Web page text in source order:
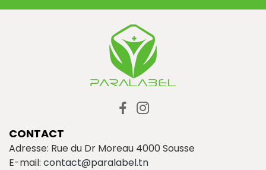
CONTACT
Adresse: Rue du Dr Moreau 4000 Sousse
E-mail: contact@paralabel.tn